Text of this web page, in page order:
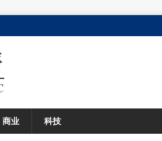
商业 科技